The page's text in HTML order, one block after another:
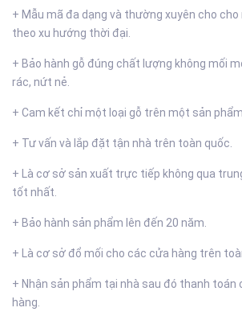
+ Mẫu mã đa dạng và thường xuyên cho
theo xu hướng thời đại.
+ Bảo hành gỗ đúng chất lượng không mối
rác, nứt nẻ.
+ Cam kết chỉ một loại gỗ trên một sản
+ Tư vấn và lắp đặt tận nhà trên toàn quốc.
+ Là cơ sở sản xuất trực tiếp không qua
tốt nhất.
+ Bảo hành sản phẩm lên đến 20 năm.
+ Là cơ sở đổ mối cho các cửa hàng trên
+ Nhận sản phẩm tại nhà sau đó thanh toán
hàng.